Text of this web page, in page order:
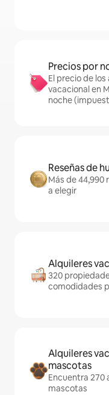
Precios por
El precio de
vacacional en
noche
Reseñas de
Más de 44,990
a elegir
Alquileres
320
comodidades
Alquileres
mascotas
Encuentra 270
mascotas